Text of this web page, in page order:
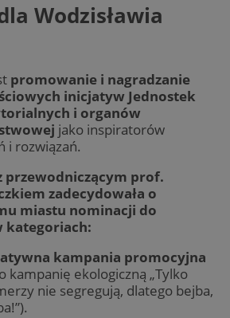
Wodzisławia
promowanie i nagradzanie
inicjatyw Jednostek
i organów
jako inspiratorów
i rozwiązań.
przewodniczącym prof.
zadecydowała o
miastu nominacji do
kategoriach:
kampania promocyjna
kampanię ekologiczną „Tylko
nie segregują, dlatego bejba,